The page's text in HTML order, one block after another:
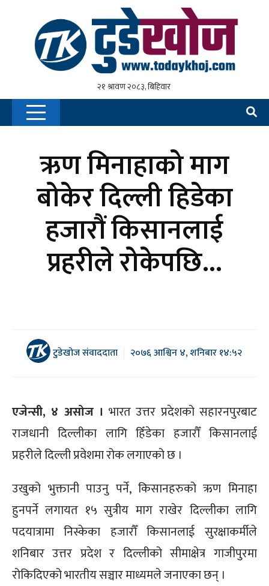
ऋण मिनाहाको माग
बोकेर दिल्ली हिडेका
हजारौं किसानलाई
प्रहरीले रोकेपछि…
टुडेखोज संवाददाता २०७६ आश्विन ४, शनिबार १४:५२
एजेन्सी, ४ असोज । भारत उत्तर प्रदेशको सहारनपुरबाट
राजधानी दिल्लीका लागि हिँडेका हजारौँ किसानलाई
प्रहरीले दिल्ली प्रवेशमा रोक लगाएको छ ।
उखुको भुक्तानी पाउनु पर्ने, किसानहरुको ऋण मिनाहा
हुनपर्ने लगायत १५ सुत्रीय माग राखेर दिल्लीका लागि
पदयात्रामा निस्केका हजारौँ किसानलाई सुरक्षाकर्मीले
शनिबार उत्तर प्रदेश र दिल्लीको सीमाक्षेत्र गाजीपुरमा
रोकिदिएको भारतीय सञ्चार माध्यमले जनाएका छन् ।